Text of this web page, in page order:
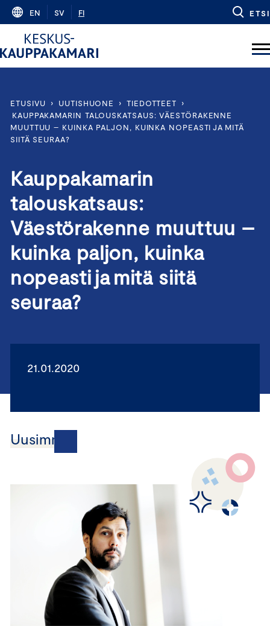
Skip
content
EN SV FI ETSI
ETUSIVU › UUTISHUONE › TIEDOTTEET
›
KAUPPAKAMARIN TALOUSKATSAUS: VÄESTÖRAKENNE
MUUTTUU – KUINKA PALJON, KUINKA NOPEASTI JA MITÄ
SIITÄ SEURAA?
Kauppakamarin
talouskatsaus:
Väestörakenne muuttuu –
kuinka paljon, kuinka
nopeasti ja mitä siitä
seuraa?
21.01.2020
Uusimmat